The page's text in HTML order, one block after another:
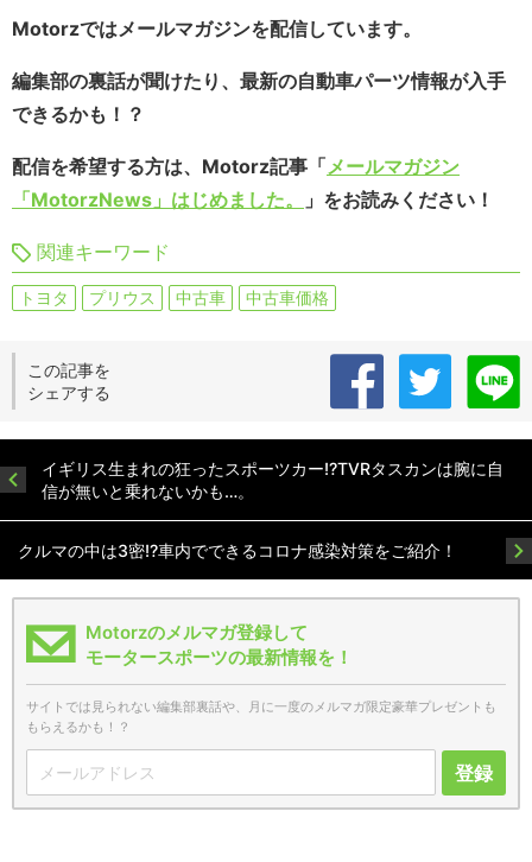
Motorzではメールマガジンを配信しています。
編集部の裏話が聞けたり、最新の自動車パーツ情報が入手
できるかも！？
配信を希望する方は、Motorz記事「メールマガジン
「MotorzNews」はじめました。
」をお読みください！
関連キーワード
トヨタ プリウス 中古車 中古車価格
この記事を
シェアする
イギリス生まれの狂ったスポーツカー!?TVRタスカンは腕に自
信が無いと乗れないかも…。
クルマの中は3密!?車内でできるコロナ感染対策をご紹介！
Motorzのメルマガ登録して
モータースポーツの最新情報を！
サイトでは見られない編集部裏話や、月に一度のメルマガ限定豪華プレゼントも
もらえるかも！？
登録